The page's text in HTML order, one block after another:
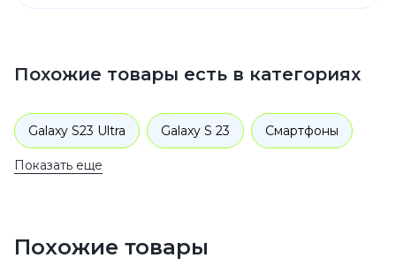
Похожие товары есть в категориях
Galaxy S23 Ultra Galaxy S 23 Смартфоны
Показать еще
Похожие товары